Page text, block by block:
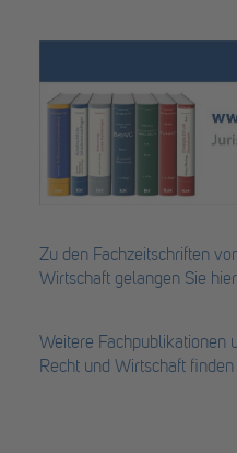
Zu den Fachzeitschriften
Wirtschaft gelangen Sie hier.
Weitere Fachpublikationen
Recht und Wirtschaft